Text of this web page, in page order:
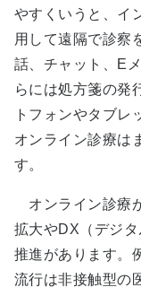
やすくいうと、イ
用して遠隔で診察
話、チャット、E
らには処方箋の発
トフォンやタブレ
オンライン診療は
す。
オンライン診療
拡大やDX（デジ
推進があります。
流行は非接触型の